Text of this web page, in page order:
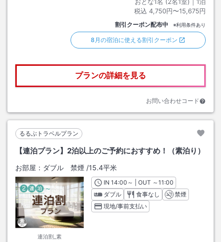
税込 4,750円〜15,675円
割引クーポン配布中 ※利用条件あり
8月の宿泊に使える割引クーポン
プランの詳細を見る
お問い合わせコード
るるぶトラベルプラン
【連泊プラン】2泊以上のご予約におすすめ！（素泊り）
お部屋： ダブル 禁煙 /15.4平米
連泊割_素
INチェックイン
14:00 ～ | OUT チェックアウト
～11:00
ダブル
食事なし
禁煙
現地/事前支払い